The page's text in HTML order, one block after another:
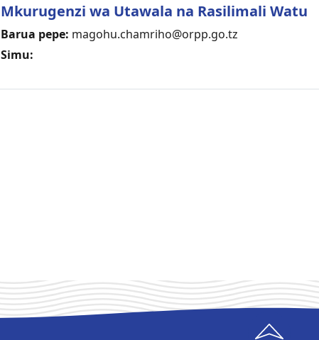
Mkurugenzi wa Utawala na Rasilimali Watu
Barua pepe: magohu.chamriho@orpp.go.tz
Simu: